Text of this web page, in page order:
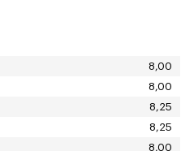
8,00
8,00
8,25
8,25
8,00